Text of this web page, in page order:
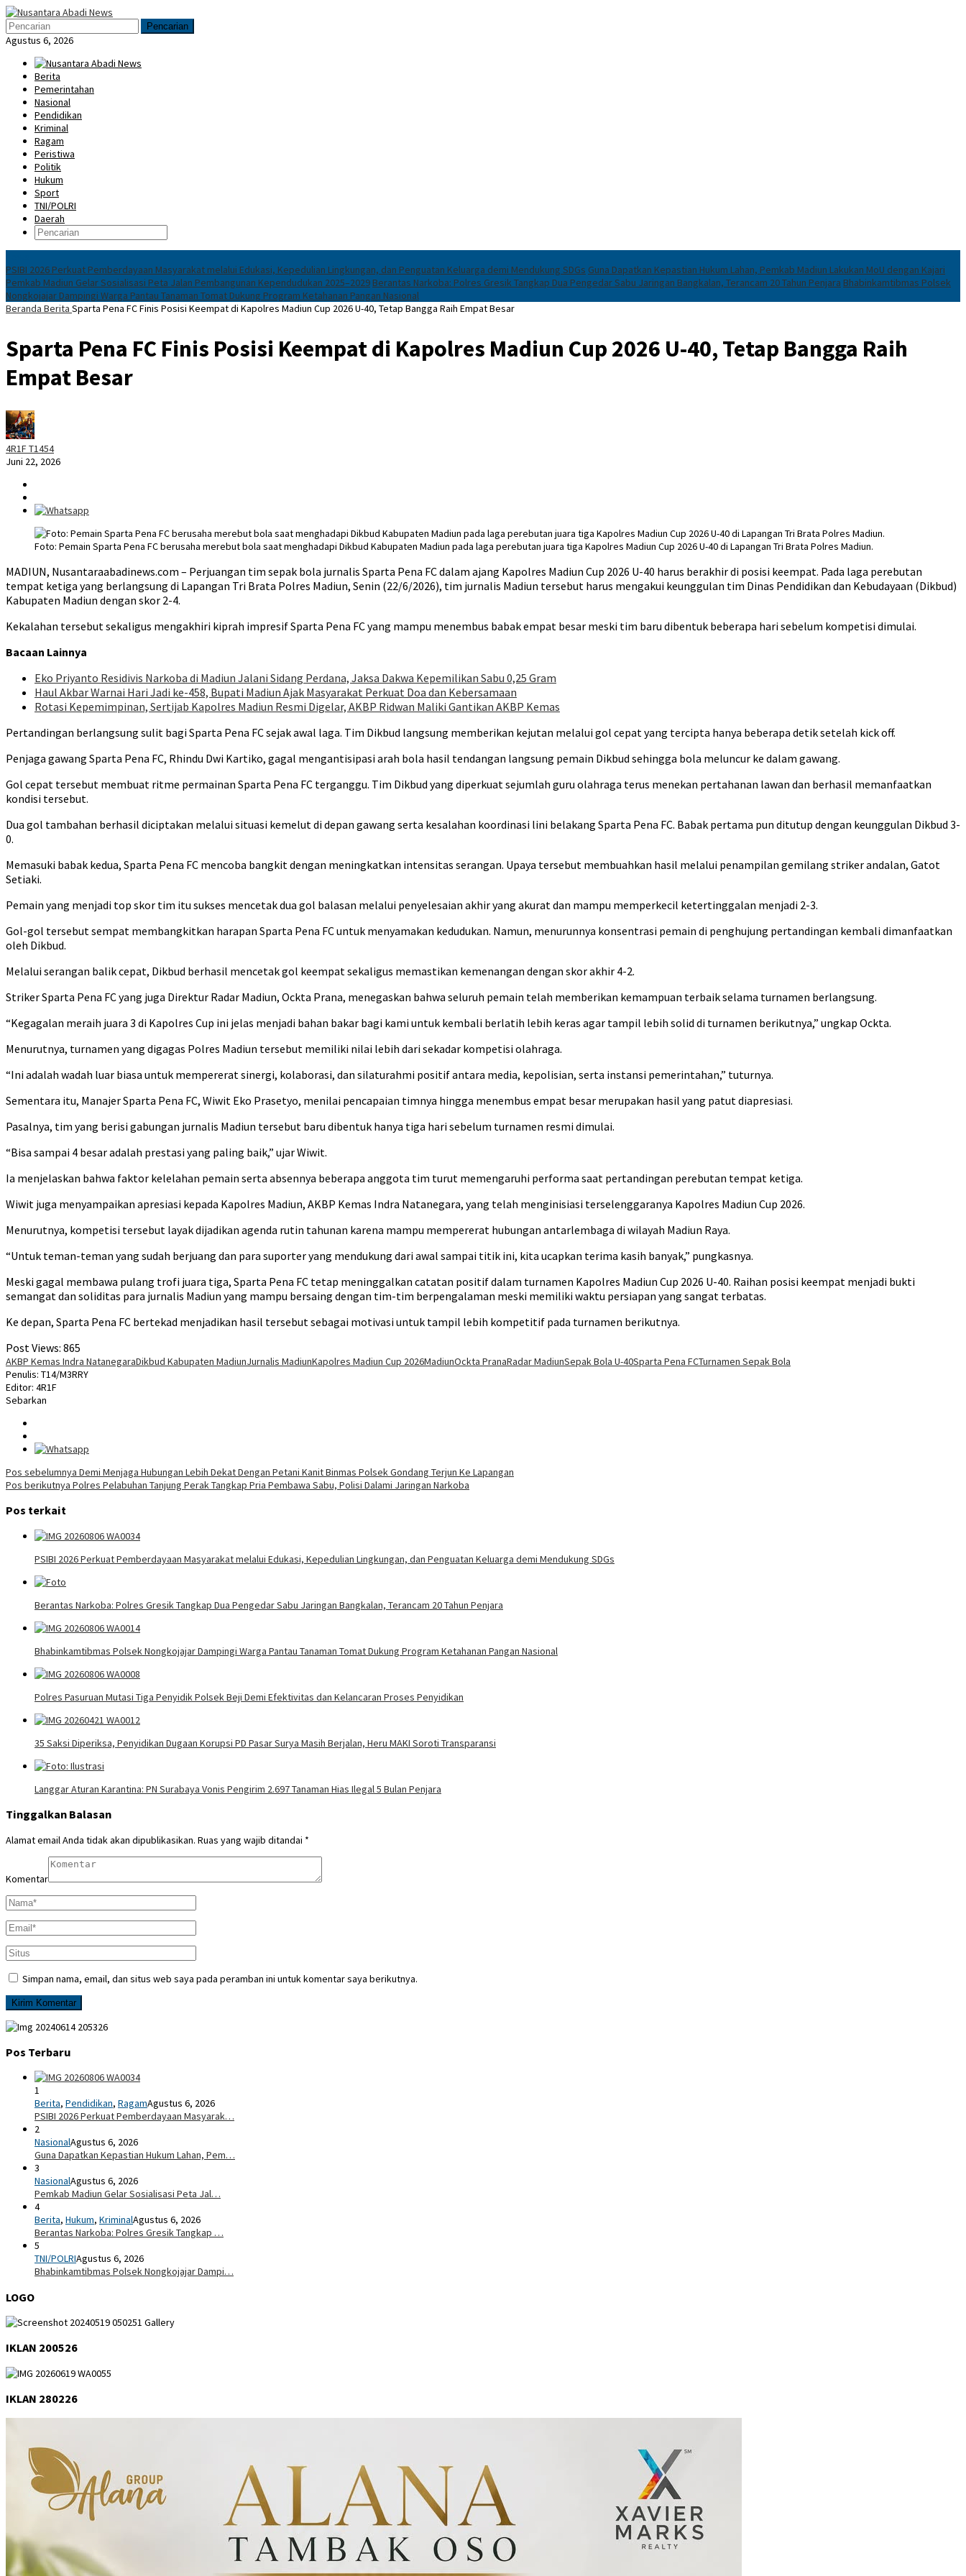
Loncat
ke
konten
Menu
Mobile
Pencarian
Agustus 6, 2026
Berita
Pemerintahan
Nasional
Pendidikan
Kriminal
Ragam
Peristiwa
Politik
Hukum
Sport
TNI/POLRI
Daerah
PSIBI 2026 Perkuat Pemberdayaan Masyarakat melalui Edukasi, Kepedulian Lingkungan, dan Penguatan Keluarga demi Mendukung SDGs Guna Dapatkan Kepastian Hukum Lahan, Pemkab Madiun Lakukan MoU dengan Kajari
Pemkab Madiun Gelar Sosialisasi Peta Jalan Pembangunan Kependudukan 2025–2029 Berantas Narkoba: Polres Gresik Tangkap Dua Pengedar Sabu Jaringan Bangkalan, Terancam 20 Tahun Penjara Bhabinkamtibmas Polsek
Nongkojajar Dampingi Warga Pantau Tanaman Tomat Dukung Program Ketahanan Pangan Nasional
Beranda Berita Sparta Pena FC Finis Posisi Keempat di Kapolres Madiun Cup 2026 U-40, Tetap Bangga Raih Empat Besar
Sparta Pena FC Finis Posisi Keempat di Kapolres Madiun Cup 2026 U-40, Tetap Bangga Raih
Empat Besar
4R1F T1454
Juni 22, 2026
Foto: Pemain Sparta Pena FC berusaha merebut bola saat menghadapi Dikbud Kabupaten Madiun pada laga perebutan juara tiga Kapolres Madiun Cup 2026 U-40 di Lapangan Tri Brata Polres Madiun.
MADIUN, Nusantaraabadinews.com – Perjuangan tim sepak bola jurnalis Sparta Pena FC dalam ajang Kapolres Madiun Cup 2026 U-40 harus berakhir di posisi keempat. Pada laga perebutan
tempat ketiga yang berlangsung di Lapangan Tri Brata Polres Madiun, Senin (22/6/2026), tim jurnalis Madiun tersebut harus mengakui keunggulan tim Dinas Pendidikan dan Kebudayaan (Dikbud)
Kabupaten Madiun dengan skor 2-4.
Kekalahan tersebut sekaligus mengakhiri kiprah impresif Sparta Pena FC yang mampu menembus babak empat besar meski tim baru dibentuk beberapa hari sebelum kompetisi dimulai.
Bacaan Lainnya
Eko Priyanto Residivis Narkoba di Madiun Jalani Sidang Perdana, Jaksa Dakwa Kepemilikan Sabu 0,25 Gram
Haul Akbar Warnai Hari Jadi ke-458, Bupati Madiun Ajak Masyarakat Perkuat Doa dan Kebersamaan
Rotasi Kepemimpinan, Sertijab Kapolres Madiun Resmi Digelar, AKBP Ridwan Maliki Gantikan AKBP Kemas
Pertandingan berlangsung sulit bagi Sparta Pena FC sejak awal laga. Tim Dikbud langsung memberikan kejutan melalui gol cepat yang tercipta hanya beberapa detik setelah kick off.
Penjaga gawang Sparta Pena FC, Rhindu Dwi Kartiko, gagal mengantisipasi arah bola hasil tendangan langsung pemain Dikbud sehingga bola meluncur ke dalam gawang.
Gol cepat tersebut membuat ritme permainan Sparta Pena FC terganggu. Tim Dikbud yang diperkuat sejumlah guru olahraga terus menekan pertahanan lawan dan berhasil memanfaatkan
kondisi tersebut.
Dua gol tambahan berhasil diciptakan melalui situasi kemelut di depan gawang serta kesalahan koordinasi lini belakang Sparta Pena FC. Babak pertama pun ditutup dengan keunggulan Dikbud 3-
0.
Memasuki babak kedua, Sparta Pena FC mencoba bangkit dengan meningkatkan intensitas serangan. Upaya tersebut membuahkan hasil melalui penampilan gemilang striker andalan, Gatot
Setiaki.
Pemain yang menjadi top skor tim itu sukses mencetak dua gol balasan melalui penyelesaian akhir yang akurat dan mampu memperkecil ketertinggalan menjadi 2-3.
Gol-gol tersebut sempat membangkitkan harapan Sparta Pena FC untuk menyamakan kedudukan. Namun, menurunnya konsentrasi pemain di penghujung pertandingan kembali dimanfaatkan
oleh Dikbud.
Melalui serangan balik cepat, Dikbud berhasil mencetak gol keempat sekaligus memastikan kemenangan dengan skor akhir 4-2.
Striker Sparta Pena FC yang juga Direktur Radar Madiun, Ockta Prana, menegaskan bahwa seluruh pemain telah memberikan kemampuan terbaik selama turnamen berlangsung.
“Kegagalan meraih juara 3 di Kapolres Cup ini jelas menjadi bahan bakar bagi kami untuk kembali berlatih lebih keras agar tampil lebih solid di turnamen berikutnya,” ungkap Ockta.
Menurutnya, turnamen yang digagas Polres Madiun tersebut memiliki nilai lebih dari sekadar kompetisi olahraga.
“Ini adalah wadah luar biasa untuk mempererat sinergi, kolaborasi, dan silaturahmi positif antara media, kepolisian, serta instansi pemerintahan,” tuturnya.
Sementara itu, Manajer Sparta Pena FC, Wiwit Eko Prasetyo, menilai pencapaian timnya hingga menembus empat besar merupakan hasil yang patut diapresiasi.
Pasalnya, tim yang berisi gabungan jurnalis Madiun tersebut baru dibentuk hanya tiga hari sebelum turnamen resmi dimulai.
“Bisa sampai 4 besar adalah prestasi yang paling baik,” ujar Wiwit.
Ia menjelaskan bahwa faktor kelelahan pemain serta absennya beberapa anggota tim turut memengaruhi performa saat pertandingan perebutan tempat ketiga.
Wiwit juga menyampaikan apresiasi kepada Kapolres Madiun, AKBP Kemas Indra Natanegara, yang telah menginisiasi terselenggaranya Kapolres Madiun Cup 2026.
Menurutnya, kompetisi tersebut layak dijadikan agenda rutin tahunan karena mampu mempererat hubungan antarlembaga di wilayah Madiun Raya.
“Untuk teman-teman yang sudah berjuang dan para suporter yang mendukung dari awal sampai titik ini, kita ucapkan terima kasih banyak,” pungkasnya.
Meski gagal membawa pulang trofi juara tiga, Sparta Pena FC tetap meninggalkan catatan positif dalam turnamen Kapolres Madiun Cup 2026 U-40. Raihan posisi keempat menjadi bukti
semangat dan soliditas para jurnalis Madiun yang mampu bersaing dengan tim-tim berpengalaman meski memiliki waktu persiapan yang sangat terbatas.
Ke depan, Sparta Pena FC bertekad menjadikan hasil tersebut sebagai motivasi untuk tampil lebih kompetitif pada turnamen berikutnya.
Post Views: 865
AKBP Kemas Indra NatanegaraDikbud Kabupaten MadiunJurnalis MadiunKapolres Madiun Cup 2026MadiunOckta PranaRadar MadiunSepak Bola U-40Sparta Pena FCTurnamen Sepak Bola
Penulis: T14/M3RRY
Editor: 4R1F
Sebarkan
Navigasi
pos
Pos sebelumnya Demi Menjaga Hubungan Lebih Dekat Dengan Petani Kanit Binmas Polsek Gondang Terjun Ke Lapangan
Pos berikutnya Polres Pelabuhan Tanjung Perak Tangkap Pria Pembawa Sabu, Polisi Dalami Jaringan Narkoba
Pos terkait
PSIBI 2026 Perkuat Pemberdayaan Masyarakat melalui Edukasi, Kepedulian Lingkungan, dan Penguatan Keluarga demi Mendukung SDGs
Berantas Narkoba: Polres Gresik Tangkap Dua Pengedar Sabu Jaringan Bangkalan, Terancam 20 Tahun Penjara
Bhabinkamtibmas Polsek Nongkojajar Dampingi Warga Pantau Tanaman Tomat Dukung Program Ketahanan Pangan Nasional
Polres Pasuruan Mutasi Tiga Penyidik Polsek Beji Demi Efektivitas dan Kelancaran Proses Penyidikan
35 Saksi Diperiksa, Penyidikan Dugaan Korupsi PD Pasar Surya Masih Berjalan, Heru MAKI Soroti Transparansi
Langgar Aturan Karantina: PN Surabaya Vonis Pengirim 2.697 Tanaman Hias Ilegal 5 Bulan Penjara
Tinggalkan Balasan
Alamat email Anda tidak akan dipublikasikan. Ruas yang wajib ditandai *
Komentar
Simpan nama, email, dan situs web saya pada peramban ini untuk komentar saya berikutnya.
Pos Terbaru
1
Berita, Pendidikan, RagamAgustus 6, 2026
PSIBI 2026 Perkuat Pemberdayaan Masyarak…
2
NasionalAgustus 6, 2026
Guna Dapatkan Kepastian Hukum Lahan, Pem…
3
NasionalAgustus 6, 2026
Pemkab Madiun Gelar Sosialisasi Peta Jal…
4
Berita, Hukum, KriminalAgustus 6, 2026
Berantas Narkoba: Polres Gresik Tangkap …
5
TNI/POLRIAgustus 6, 2026
Bhabinkamtibmas Polsek Nongkojajar Dampi…
LOGO
IKLAN 200526
IKLAN 280226